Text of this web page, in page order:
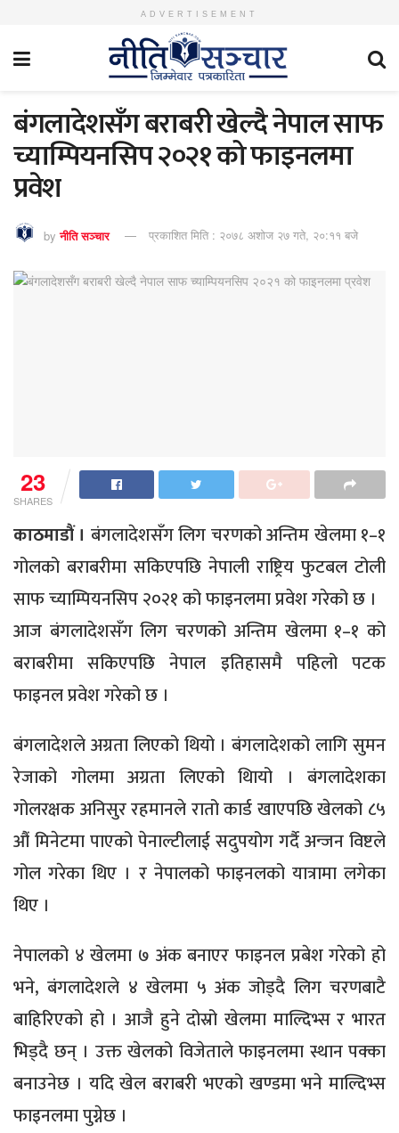
ADVERTISEMENT
बंगलादेशसँग बराबरी खेल्दै नेपाल साफ
च्याम्पियनसिप २०२१ को फाइनलमा
प्रवेश
by नीति सञ्चार प्रकाशित मिति : २०७८ अशोज २७ गते, २०:११ बजे
23
SHARES
काठमाडौं । बंगलादेशसँग लिग चरणको अन्तिम खेलमा १–१
गोलको बराबरीमा सकिएपछि नेपाली राष्ट्रिय फुटबल टोली
साफ च्याम्पियनसिप २०२१ को फाइनलमा प्रवेश गरेको छ ।
आज बंगलादेशसँग लिग चरणको अन्तिम खेलमा १–१ को
बराबरीमा सकिएपछि नेपाल इतिहासमै पहिलो पटक
फाइनल प्रवेश गरेको छ ।
बंगलादेशले अग्रता लिएको थियो । बंगलादेशको लागि सुमन
रेजाको गोलमा अग्रता लिएको थिायो । बंगलादेशका
गोलरक्षक अनिसुर रहमानले रातो कार्ड खाएपछि खेलको ८५
औं मिनेटमा पाएको पेनाल्टीलाई सदुपयोग गर्दै अन्जन विष्टले
गोल गरेका थिए । र नेपालको फाइनलको यात्रामा लगेका
थिए ।
नेपालको ४ खेलमा ७ अंक बनाएर फाइनल प्रबेश गरेको हो
भने, बंगलादेशले ४ खेलमा ५ अंक जोड्दै लिग चरणबाटै
बाहिरिएको हो । आजै हुने दोस्रो खेलमा माल्दिभ्स र भारत
भिड्दै छन् । उक्त खेलको विजेताले फाइनलमा स्थान पक्का
बनाउनेछ । यदि खेल बराबरी भएको खण्डमा भने माल्दिभ्स
फाइनलमा पुग्नेछ ।